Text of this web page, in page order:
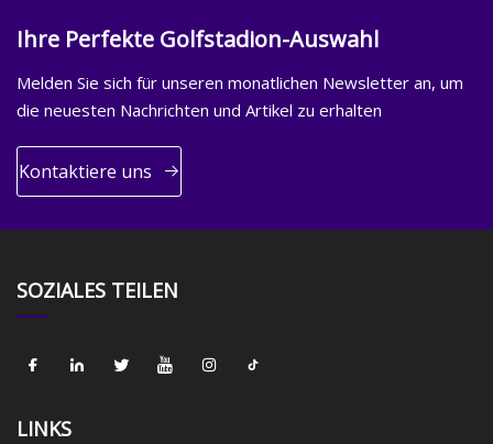
Ihre Perfekte Golfstadion-Auswahl
Melden Sie sich für unseren monatlichen Newsletter an, um
die neuesten Nachrichten und Artikel zu erhalten
Kontaktiere uns
SOZIALES TEILEN
LINKS